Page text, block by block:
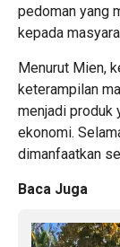
pedoman yang
kepada
Menurut Mien,
keterampilan
menjadi produk
ekonomi.
dimanfaatkan
Baca Juga